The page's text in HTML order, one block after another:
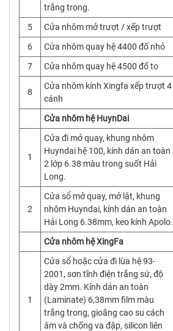
trắng trong.
5 Cửa nhôm mở trượt / xếp trượt
6 Cửa nhôm quay hệ 4400 đố nhỏ
7 Cửa nhôm quay hệ 4500 đố to
8
Cửa nhôm kính Xingfa xếp trượt 4
cánh
Cửa nhôm hệ HuynDai
1
Cửa đi mở quay, khung nhôm
Huyndai hệ 100, kính dán an toàn
2 lớp 6.38 màu trong suốt Hải
Long.
2
Cửa sổ mở quay, mở lật, khung
nhôm Huyndai, kính dán an toàn
Hải Long 6.38mm, keo kính Apolo.
Cửa nhôm hệ XingFa
1
Cửa sổ hoặc cửa đi lùa hệ 93-
2001, sơn tĩnh điện trắng sứ, độ
dày 2mm. Kính dán an toàn
(Laminate) 6,38mm film màu
trắng trong, gioăng cao su cách
âm và chống va đập, silicon liên